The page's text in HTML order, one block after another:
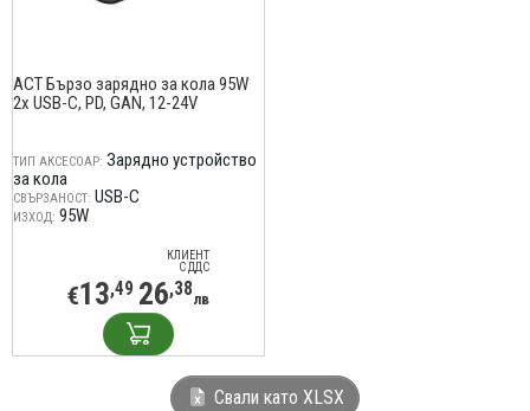
ACT Бързо зарядно за кола 95W
2x USB-C, PD, GAN, 12-24V
ТИП АКСЕСОАР: Зарядно устройство
за кола
СВЪРЗАНОСТ: USB-C
ИЗХОД: 95W
КЛИЕНТ
С ДДС
€13,49 26,38лв
Свали като XLSX